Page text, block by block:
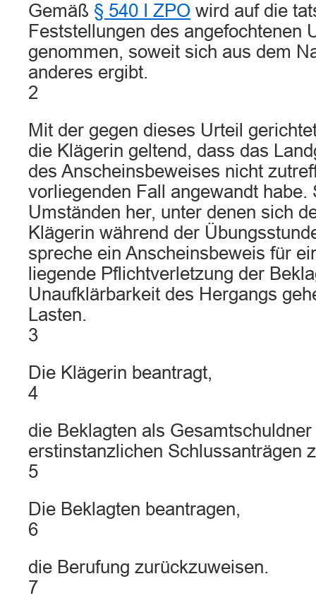
Gemäß § 540 I ZPO wird auf die
Feststellungen des angefochtenen
genommen, soweit sich aus dem
anderes ergibt.
2
Mit der gegen dieses Urteil
die Klägerin geltend, dass das
des Anscheinsbeweises nicht
vorliegenden Fall angewandt habe.
Umständen her, unter denen sich
Klägerin während der
spreche ein Anscheinsbeweis für
liegende Pflichtverletzung der
Unaufklärbarkeit des Hergangs
Lasten.
3
Die Klägerin beantragt,
4
die Beklagten als
erstinstanzlichen Schlussanträgen
5
Die Beklagten beantragen,
6
die Berufung zurückzuweisen.
7